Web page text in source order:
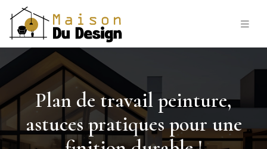
Plan de travail peinture,
astuces pratiques pour une